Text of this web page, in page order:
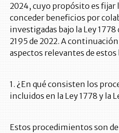
2024, cuyo propósito es
conceder beneficios por
investigadas bajo la Ley 1778
2195 de 2022. A
aspectos relevantes de
1. ¿En qué consisten los
incluidos en la Ley 1778 y la
Estos procedimientos son